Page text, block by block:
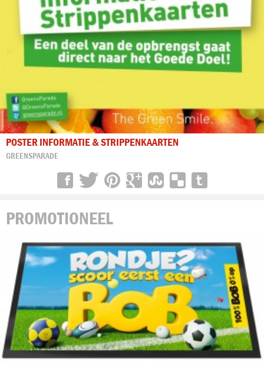
POSTER INFORMATIE & STRIPPENKAARTEN
GREENSPARADE
PROMOTIONEEL